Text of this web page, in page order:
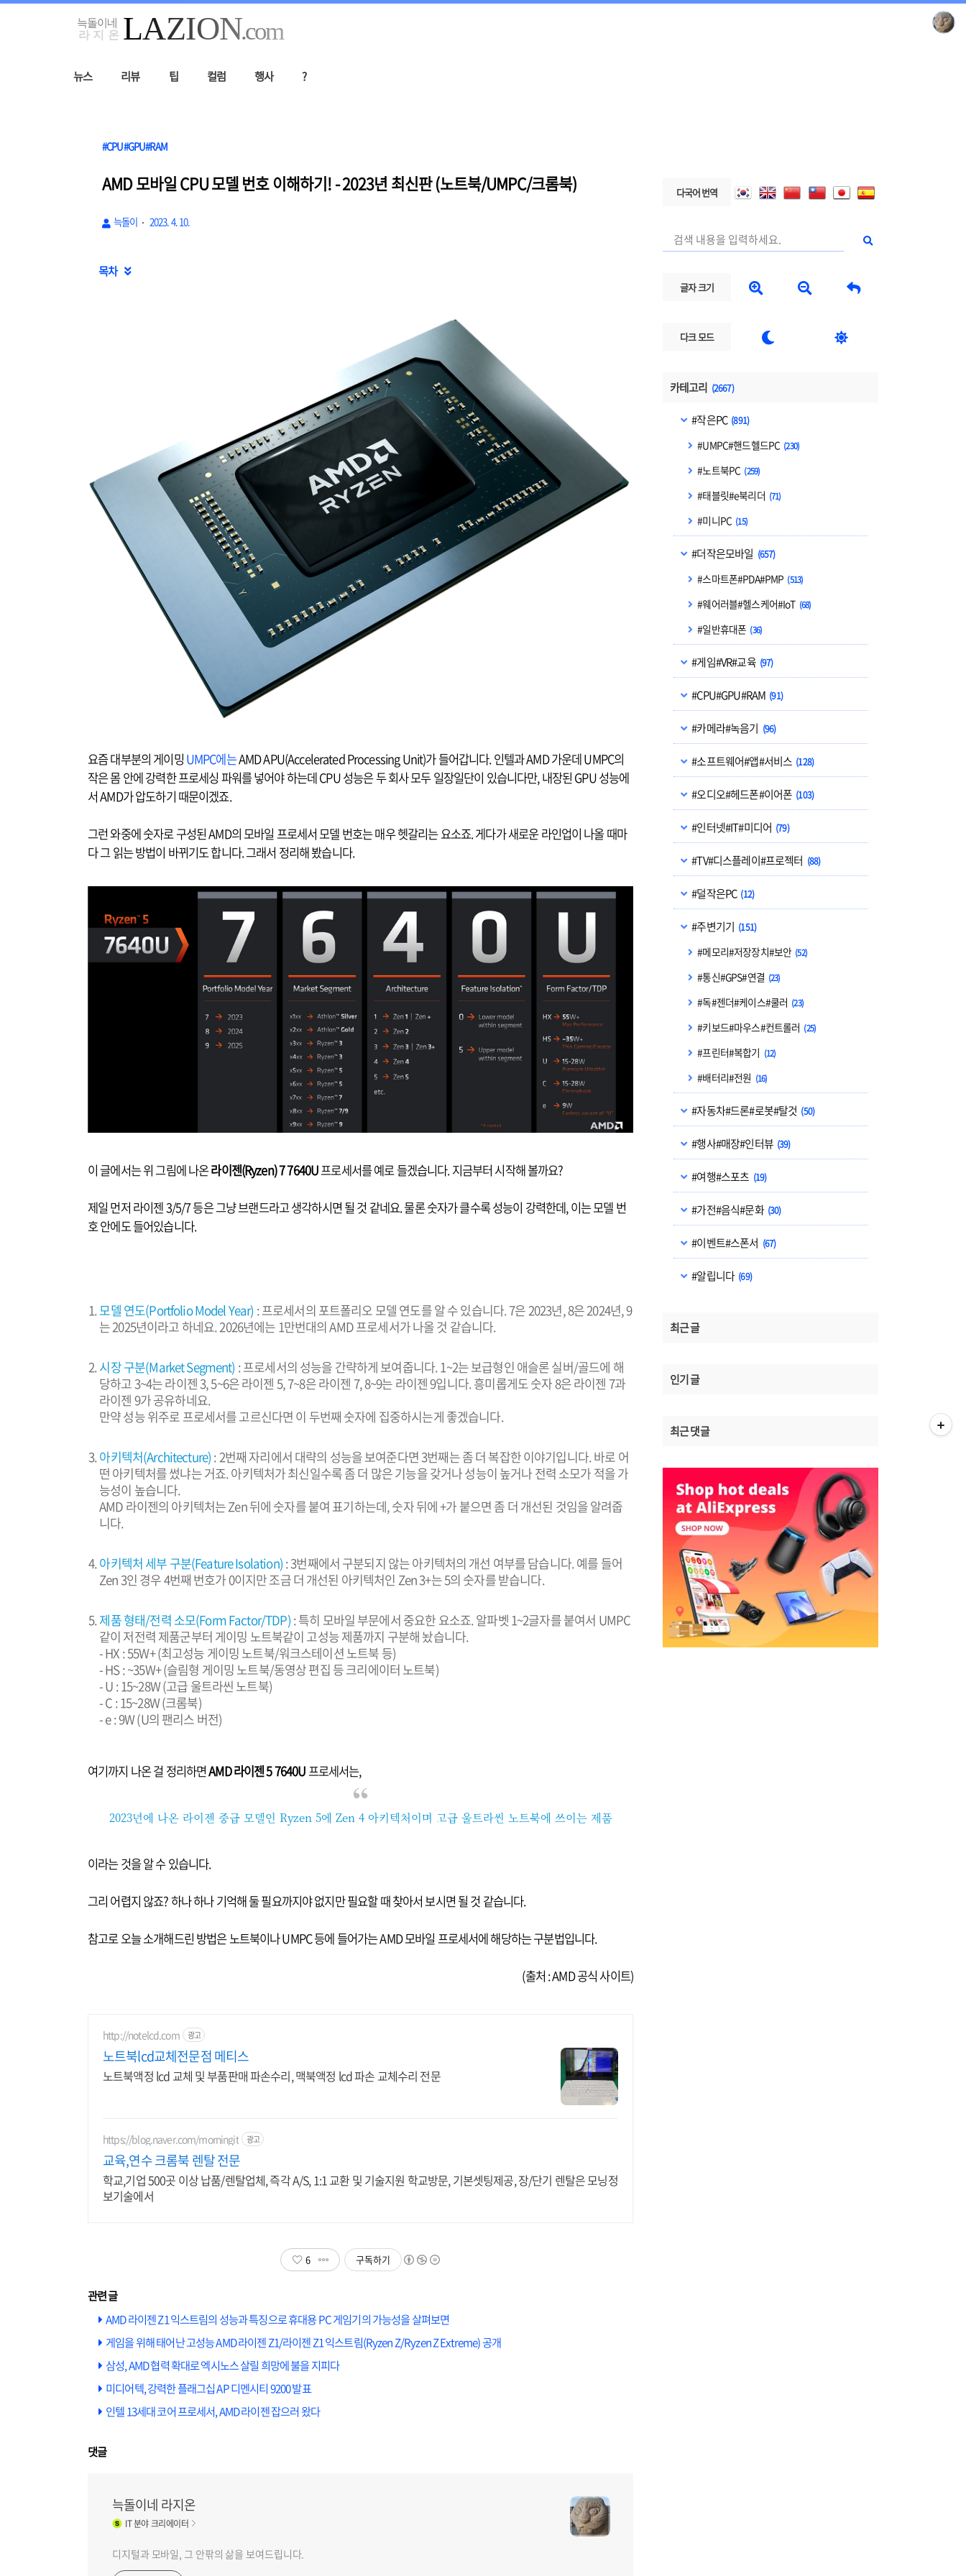
뉴스 리뷰 팁 컬럼 행사 ?
다국어 번역
글자 크기   
다크 모드  
카테고리 (2667)
#작은PC (891)
#UMPC#핸드헬드PC (230)
#노트북PC (259)
#태블릿#e북리더 (71)
#미니PC (15)
#더작은모바일 (657)
#스마트폰#PDA#PMP (513)
#웨어러블#헬스케어#IoT (68)
#일반휴대폰 (36)
#게임#VR#교육 (97)
#CPU#GPU#RAM (91)
#카메라#녹음기 (96)
#소프트웨어#앱#서비스 (128)
#오디오#헤드폰#이어폰 (103)
#인터넷#IT#미디어 (79)
#TV#디스플레이#프로젝터 (88)
#덜작은PC (12)
#주변기기 (151)
#메모리#저장장치#보안 (52)
#통신#GPS#연결 (23)
#독#젠더#케이스#쿨러 (23)
#키보드#마우스#컨트롤러 (25)
#프린터#복합기 (12)
#배터리#전원 (16)
#자동차#드론#로봇#탈것 (50)
#행사#매장#인터뷰 (39)
#여행#스포츠 (19)
#가전#음식#문화 (30)
#이벤트#스폰서 (67)
#알립니다 (69)
최근 글
인기 글
최근 댓글
#CPU#GPU#RAM
AMD 모바일 CPU 모델 번호 이해하기! - 2023년 최신판 (노트북/UMPC/크롬북)
늑돌이 2023. 4. 10.
목차 
요즘 대부분의 게이밍 UMPC에는AMD APU(Accelerated Processing Unit)가 들어갑니다. 인텔과 AMD 가운데 UMPC의
작은 몸 안에 강력한 프로세싱 파워를 넣어야 하는데 CPU 성능은 두 회사 모두 일장일단이 있습니다만, 내장된 GPU 성능에
서 AMD가 압도하기 때문이겠죠.
그런 와중에 숫자로 구성된 AMD의 모바일 프로세서 모델 번호는 매우 헷갈리는 요소죠. 게다가 새로운 라인업이 나올 때마
다 그 읽는 방법이 바뀌기도 합니다. 그래서 정리해 봤습니다.
이 글에서는 위 그림에 나온라이젠(Ryzen) 7 7640U프로세서를 예로 들겠습니다. 지금부터 시작해 볼까요?
제일 먼저 라이젠 3/5/7 등은 그냥 브랜드라고 생각하시면 될 것 같네요. 물론 숫자가 클수록 성능이 강력한데, 이는 모델 번
호 안에도 들어있습니다.
모델 연도(Portfolio Model Year) : 프로세서의 포트폴리오 모델 연도를 알 수 있습니다. 7은 2023년, 8은 2024년, 9
는 2025년이라고 하네요. 2026년에는 1만번대의 AMD 프로세서가 나올 것 같습니다.
시장 구분(Market Segment) : 프로세서의 성능을 간략하게 보여줍니다. 1~2는 보급형인 애슬론 실버/골드에 해
당하고 3~4는 라이젠 3, 5~6은 라이젠 5, 7~8은 라이젠 7, 8~9는 라이젠 9입니다. 흥미롭게도 숫자 8은 라이젠 7과
라이젠 9가 공유하네요.
만약 성능 위주로 프로세서를 고르신다면 이 두번째 숫자에 집중하시는게 좋겠습니다.
아키텍처(Architecture) : 2번째 자리에서 대략의 성능을 보여준다면 3번째는 좀 더 복잡한 이야기입니다. 바로 어
떤 아키텍처를 썼냐는 거죠. 아키텍처가 최신일수록 좀 더 많은 기능을 갖거나 성능이 높거나 전력 소모가 적을 가
능성이 높습니다.
AMD 라이젠의 아키텍처는 Zen 뒤에 숫자를 붙여 표기하는데, 숫자 뒤에 +가 붙으면 좀 더 개선된 것임을 알려줍
니다.
아키텍처 세부 구분(Feature Isolation) : 3번째에서 구분되지 않는 아키텍처의 개선 여부를 담습니다. 예를 들어
Zen 3인 경우 4번째 번호가 0이지만 조금 더 개선된 아키텍처인 Zen 3+는 5의 숫자를 받습니다.
제품 형태/전력 소모(Form Factor/TDP) : 특히 모바일 부문에서 중요한 요소죠. 알파벳 1~2글자를 붙여서 UMPC
같이 저전력 제품군부터 게이밍 노트북같이 고성능 제품까지 구분해 놨습니다.
- HX : 55W+ (최고성능 게이밍 노트북/워크스테이션 노트북 등)
- HS : ~35W+ (슬림형 게이밍 노트북/동영상 편집 등 크리에이터 노트북)
- U : 15~28W (고급 울트라씬 노트북)
- C : 15~28W (크롬북)
- e : 9W (U의 팬리스 버전)
여기까지 나온 걸 정리하면AMD 라이젠 5 7640U 프로세서는,
2023년에 나온 라이젠 중급 모델인 Ryzen 5에 Zen 4 아키텍처이며 고급 울트라씬 노트북에 쓰이는 제품
이라는 것을 알 수 있습니다.
그리 어렵지 않죠? 하나 하나 기억해 둘 필요까지야 없지만 필요할 때 찾아서 보시면 될 것 같습니다.
참고로 오늘 소개해드린 방법은 노트북이나 UMPC 등에 들어가는 AMD 모바일 프로세서에 해당하는 구분법입니다.
(출처 : AMD 공식 사이트)
http://notelcd.com 광고
노트북lcd교체전문점 메티스
노트북액정 lcd 교체 및 부품판매 파손수리, 맥북액정 lcd 파손 교체수리 전문
https://blog.naver.com/morningit 광고
교육,연수 크롬북 렌탈 전문
학교,기업 500곳 이상 납품/렌탈업체, 즉각 A/S, 1:1 교환 및 기술지원 학교방문, 기본셋팅제공, 장/단기 렌탈은 모닝정
보기술에서
6 구독하기
AMD 라이젠 Z1 익스트림의 성능과 특징으로 휴대용 PC 게임기의 가능성을 살펴보면
게임을 위해 태어난 고성능 AMD 라이젠 Z1/라이젠 Z1 익스트림(Ryzen Z/Ryzen Z Extreme) 공개
삼성, AMD 협력 확대로 엑시노스 살릴 희망에 불을 지피다
미디어텍, 강력한 플래그십 AP 디멘시티 9200 발표
인텔 13세대 코어 프로세서, AMD 라이젠 잡으러 왔다
댓글
늑돌이네 라지온
IT분야 크리에이터
디지털과 모바일, 그 안팎의 삶을 보여드립니다.